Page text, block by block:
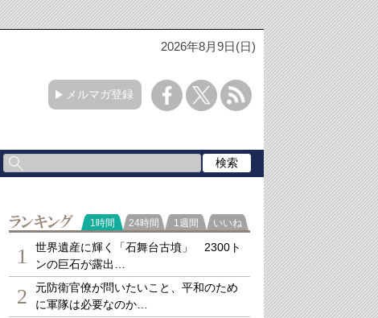
2026年8月9日(日)
メルマガ登録
ランキング
1時間 24時間 1週間 いいね
1
世界遺産に輝く「石舞台古墳」 2300ト
ンの巨石が露出…
2
元防衛官僚が問いたいこと、平和のため
に軍隊は必要なのか…